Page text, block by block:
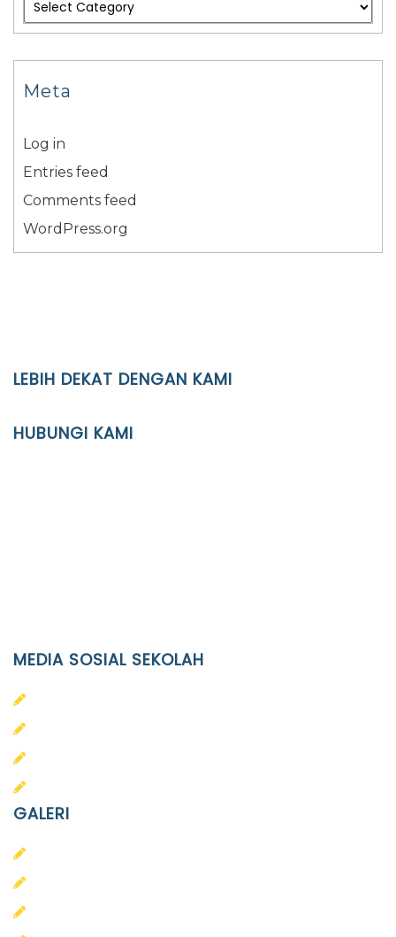
Meta
Log in
Entries feed
Comments feed
WordPress.org
LEBIH DEKAT DENGAN KAMI
HUBUNGI KAMI
MEDIA SOSIAL SEKOLAH
GALERI